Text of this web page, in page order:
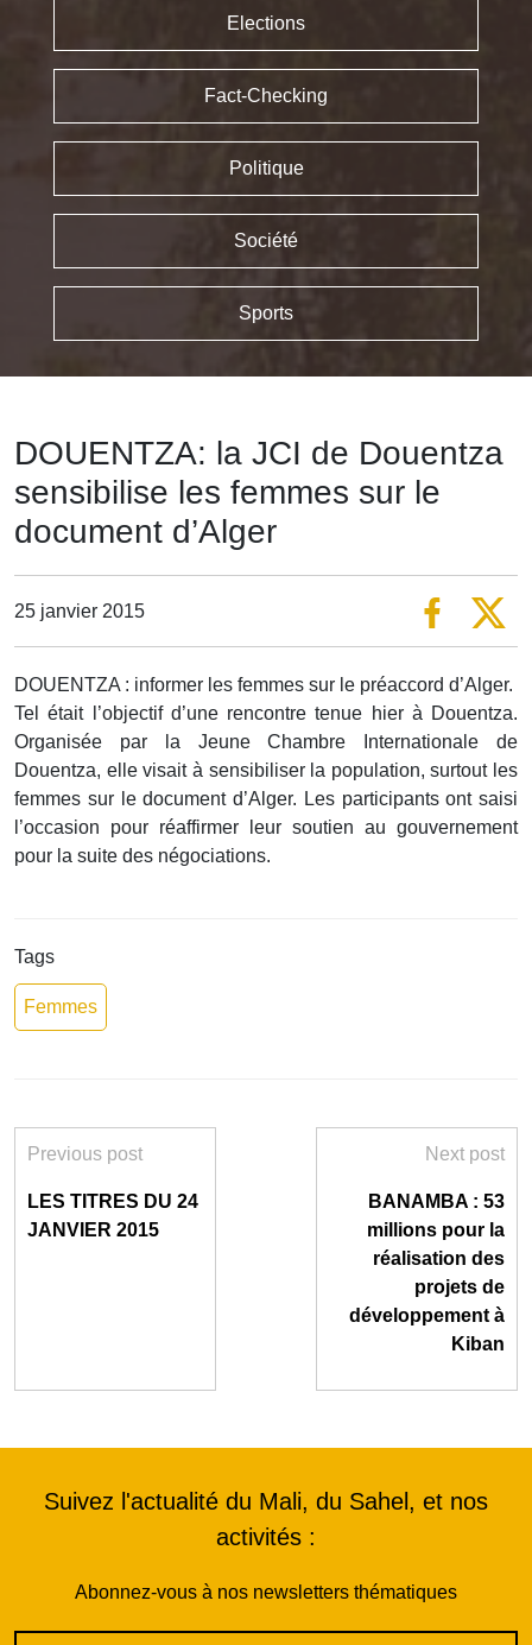
Elections
Fact-Checking
Politique
Société
Sports
DOUENTZA: la JCI de Douentza
sensibilise les femmes sur le
document d’Alger
25 janvier 2015
DOUENTZA : informer les femmes sur le préaccord d’Alger.
Tel était l’objectif d’une rencontre tenue hier à Douentza.
Organisée par la Jeune Chambre Internationale de
Douentza, elle visait à sensibiliser la population, surtout les
femmes sur le document d’Alger. Les participants ont saisi
l’occasion pour réaffirmer leur soutien au gouvernement
pour la suite des négociations.
Tags
Femmes
Previous post
LES TITRES DU 24
JANVIER 2015
Next post
BANAMBA : 53
millions pour la
réalisation des
projets de
développement à
Kiban
Suivez l'actualité du Mali, du Sahel, et nos
activités :
Abonnez-vous à nos newsletters thématiques